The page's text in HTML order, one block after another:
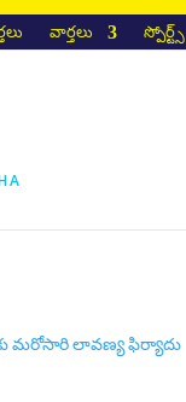
వార్తలు స్పోర్ట్స్
మరోసారి లావణ్య ఫిర్యాదు